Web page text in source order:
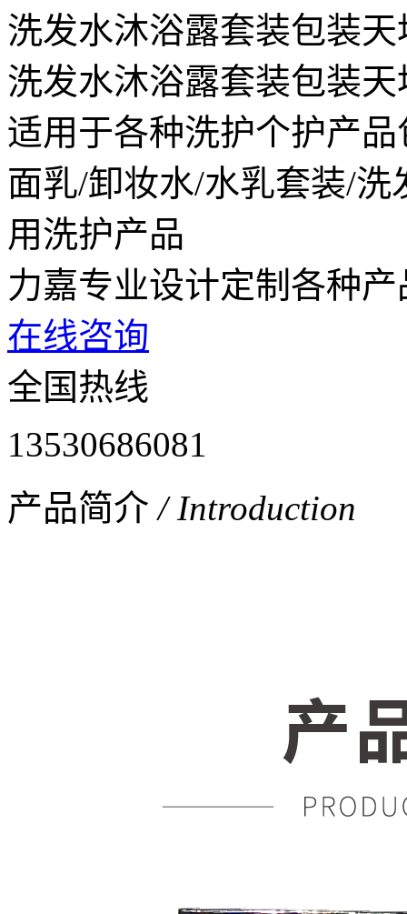
洗发水沐浴露套装包装
洗发水沐浴露套装包装
适用于各种洗护个护产
面乳/卸妆水/水乳套装/
用洗护产品
力嘉专业设计定制各种
在线咨询
全国热线
13530686081
产品简介 / Introduction